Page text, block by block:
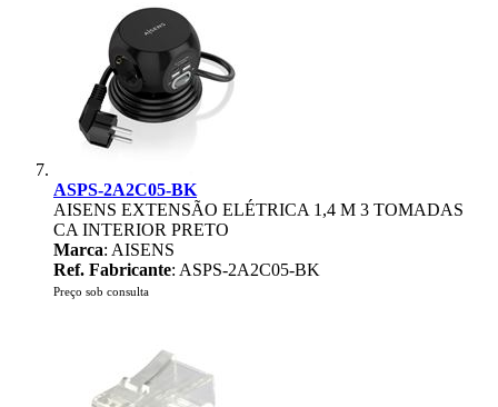
ASPS-2A2C05-BK
AISENS EXTENSÃO ELÉTRICA 1,4 M 3 TOMADAS
CA INTERIOR PRETO
Marca: AISENS
Ref. Fabricante: ASPS-2A2C05-BK
Preço sob consulta